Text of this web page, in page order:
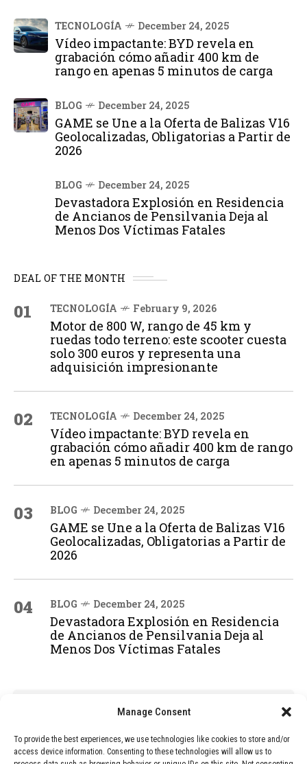
Manage Consent
To provide the best experiences, we use technologies like cookies to store and/or
access device information. Consenting to these technologies will allow us to
TECNOLOGÍA December 24, 2025
Vídeo impactante: BYD revela en
grabación cómo añadir 400 km de
rango en apenas 5 minutos de carga
BLOG December 24, 2025
GAME se Une a la Oferta de Balizas V16
Geolocalizadas, Obligatorias a Partir de
2026
BLOG December 24, 2025
Devastadora Explosión en Residencia
de Ancianos de Pensilvania Deja al
Menos Dos Víctimas Fatales
DEAL OF THE MONTH
01 TECNOLOGÍA February 9, 2026
Motor de 800 W, rango de 45 km y
ruedas todo terreno: este scooter cuesta
solo 300 euros y representa una
adquisición impresionante
02 TECNOLOGÍA December 24, 2025
Vídeo impactante: BYD revela en
grabación cómo añadir 400 km de rango
en apenas 5 minutos de carga
03 BLOG December 24, 2025
GAME se Une a la Oferta de Balizas V16
Geolocalizadas, Obligatorias a Partir de
2026
04 BLOG December 24, 2025
Devastadora Explosión en Residencia
de Ancianos de Pensilvania Deja al
Menos Dos Víctimas Fatales